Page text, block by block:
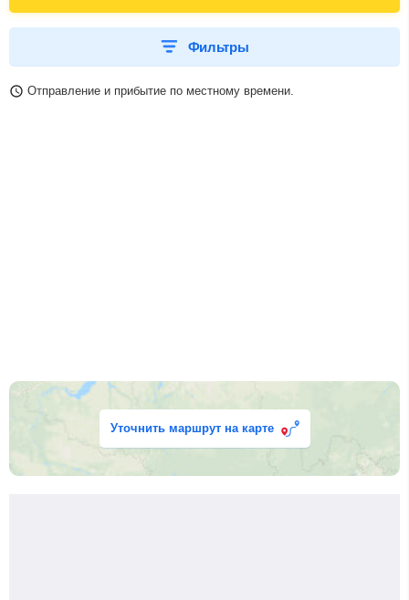
Фильтры
Отправление и прибытие по местному времени.
Уточнить маршрут на карте